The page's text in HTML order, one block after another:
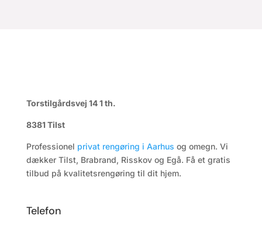
Torstilgårdsvej 14 1 th.
8381 Tilst
Professionel privat rengøring i Aarhus og omegn. Vi
dækker Tilst, Brabrand, Risskov og Egå. Få et gratis
tilbud på kvalitetsrengøring til dit hjem.
Telefon